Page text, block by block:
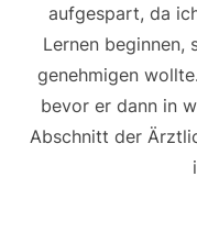
aufgespart, da
Lernen beginnen,
genehmigen
bevor er dann in
Abschnitt der